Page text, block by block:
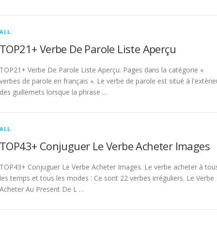
ALL
TOP21+ Verbe De Parole Liste Aperçu
TOP21+ Verbe De Parole Liste Aperçu. Pages dans la catégorie «
verbes de parole en français ». Le verbe de parole est situé à
des guillemets lorsque la phrase …
ALL
TOP43+ Conjuguer Le Verbe Acheter Images
TOP43+ Conjuguer Le Verbe Acheter Images. Le verbe acheter à
les temps et tous les modes : Ce sont 22 verbes irréguliers. Le Verbe
Acheter Au Present De L …